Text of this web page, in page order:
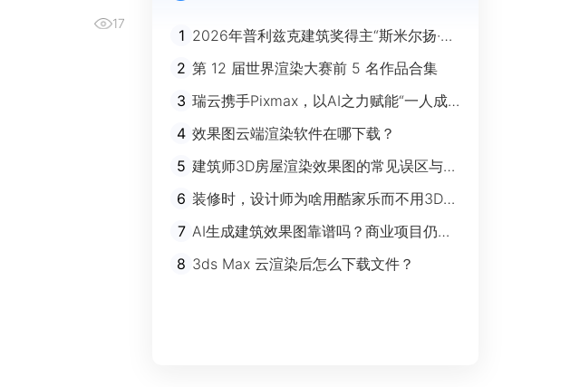
17
1 2026年普利兹克建筑奖得主“斯米尔扬·拉
迪奇”经典作品欣赏
2 第 12 届世界渲染大赛前 5 名作品合集
3 瑞云携手Pixmax，以AI之力赋能“一人成
4 效果图云端渲染软件在哪下载？
5 建筑师3D房屋渲染效果图的常见误区与规
避指南
6 装修时，设计师为啥用酷家乐而不用3Ds
max？
7 AI生成建筑效果图靠谱吗？商业项目仍离
不开传统渲染
8 3ds Max 云渲染后怎么下载文件？